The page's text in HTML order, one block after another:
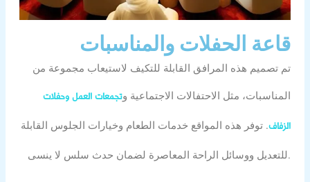
قاعة الحفلات والمناسبات
تم تصميم هذه المرافق القابلة للتكيف لاستيعاب مجموعة من
المناسبات، مثل الاحتفالات الاجتماعية وتجمعات العمل وحفلات
الزفاف. توفر هذه المواقع خدمات الطعام وخيارات الجلوس القابلة
للتعديل ووسائل الراحة المعاصرة لضمان حدث سلس لا ينسى.